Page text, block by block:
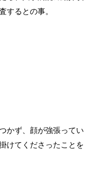
するとの事。
かず、顔が強張ってい
けてくださったことを